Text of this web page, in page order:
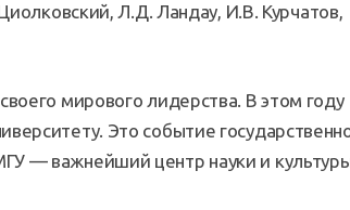
Л.Д. Ландау, И.В. Курчатов,
мирового лидерства. В этом году
Это событие
— важнейший центр науки и